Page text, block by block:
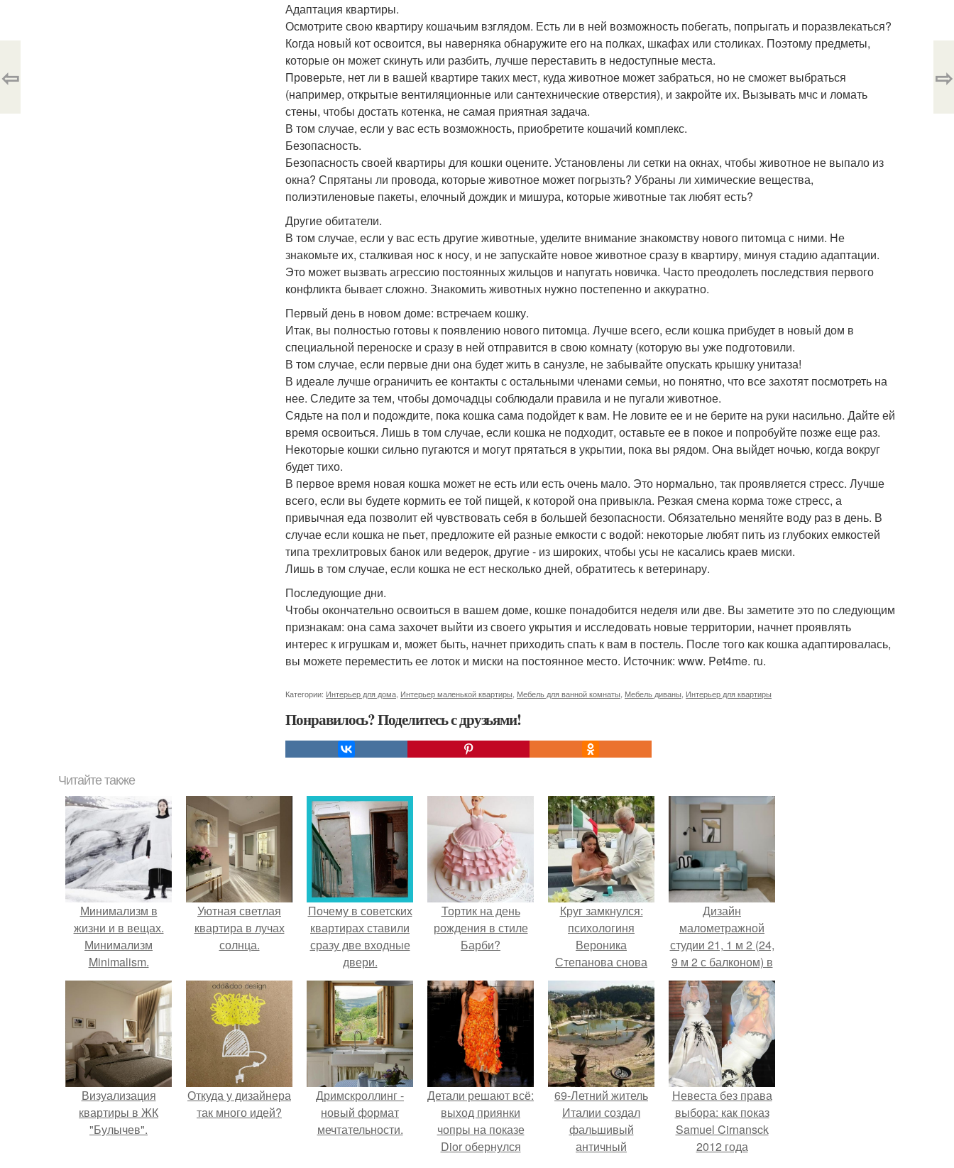
Адаптация квартиры.
Осмотрите свою квартиру кошачьим взглядом. Есть ли в ней возможность побегать, попрыгать и поразвлекаться?
Когда новый кот освоится, вы наверняка обнаружите его на полках, шкафах или столиках. Поэтому предметы,
которые он может скинуть или разбить, лучше переставить в недоступные места.
Проверьте, нет ли в вашей квартире таких мест, куда животное может забраться, но не сможет выбраться
(например, открытые вентиляционные или сантехнические отверстия), и закройте их. Вызывать мчс и ломать
стены, чтобы достать котенка, не самая приятная задача.
В том случае, если у вас есть возможность, приобретите кошачий комплекс.
Безопасность.
Безопасность своей квартиры для кошки оцените. Установлены ли сетки на окнах, чтобы животное не выпало из
окна? Спрятаны ли провода, которые животное может погрызть? Убраны ли химические вещества,
полиэтиленовые пакеты, елочный дождик и мишура, которые животные так любят есть?
Другие обитатели.
В том случае, если у вас есть другие животные, уделите внимание знакомству нового питомца с ними. Не
знакомьте их, сталкивая нос к носу, и не запускайте новое животное сразу в квартиру, минуя стадию адаптации.
Это может вызвать агрессию постоянных жильцов и напугать новичка. Часто преодолеть последствия первого
конфликта бывает сложно. Знакомить животных нужно постепенно и аккуратно.
Первый день в новом доме: встречаем кошку.
Итак, вы полностью готовы к появлению нового питомца. Лучше всего, если кошка прибудет в новый дом в
специальной переноске и сразу в ней отправится в свою комнату (которую вы уже подготовили.
В том случае, если первые дни она будет жить в санузле, не забывайте опускать крышку унитаза!
В идеале лучше ограничить ее контакты с остальными членами семьи, но понятно, что все захотят посмотреть на
нее. Следите за тем, чтобы домочадцы соблюдали правила и не пугали животное.
Сядьте на пол и подождите, пока кошка сама подойдет к вам. Не ловите ее и не берите на руки насильно. Дайте ей
время освоиться. Лишь в том случае, если кошка не подходит, оставьте ее в покое и попробуйте позже еще раз.
Некоторые кошки сильно пугаются и могут прятаться в укрытии, пока вы рядом. Она выйдет ночью, когда вокруг
будет тихо.
В первое время новая кошка может не есть или есть очень мало. Это нормально, так проявляется стресс. Лучше
всего, если вы будете кормить ее той пищей, к которой она привыкла. Резкая смена корма тоже стресс, а
привычная еда позволит ей чувствовать себя в большей безопасности. Обязательно меняйте воду раз в день. В
случае если кошка не пьет, предложите ей разные емкости с водой: некоторые любят пить из глубоких емкостей
типа трехлитровых банок или ведерок, другие - из широких, чтобы усы не касались краев миски.
Лишь в том случае, если кошка не ест несколько дней, обратитесь к ветеринару.
Последующие дни.
Чтобы окончательно освоиться в вашем доме, кошке понадобится неделя или две. Вы заметите это по следующим
признакам: она сама захочет выйти из своего укрытия и исследовать новые территории, начнет проявлять
интерес к игрушкам и, может быть, начнет приходить спать к вам в постель. После того как кошка адаптировалась,
вы можете переместить ее лоток и миски на постоянное место. Источник: www. Pet4me. ru.
Категории: Интерьер для дома Интерьер маленькой квартиры Мебель для ванной комнаты Мебель диваны Интерьер для квартиры
Понравилось? Поделитесь с друзьями!
⇦ ⇨
Читайте также
Минимализм в
жизни и в вещах.
Минимализм
Minimalism.
Минимализм "По-
женски": моя жизнь
- мои правила.
Уютная светлая
квартира в лучах
солнца.
Почему в советских
квартирах ставили
сразу две входные
двери.
Тортик на день
рождения в стиле
Барби?
Круг замкнулся:
психологиня
Вероника
Степанова снова
вышла замуж за
собственного
бывшего мужа.
Дизайн
малометражной
студии 21, 1 м 2 (24,
9 м 2 с балконом) в
Краснодаре.
Визуализация
квартиры в ЖК
"Булычев".
Откуда у дизайнера
так много идей?
Дримскроллинг -
новый формат
мечтательности.
Детали решают всё:
выход приянки
чопры на показе
Dior обернулся
69-Летний житель
Италии создал
фальшивый
античный
Невеста без права
выбора: как показ
Samuel Cirnansck
2012 года